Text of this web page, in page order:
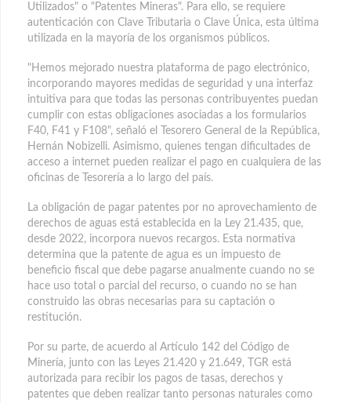
Utilizados" o "Patentes Mineras". Para ello, se requiere
autenticación con Clave Tributaria o Clave Única, esta última
utilizada en la mayoría de los organismos públicos.
"Hemos mejorado nuestra plataforma de pago electrónico,
incorporando mayores medidas de seguridad y una interfaz
intuitiva para que todas las personas contribuyentes puedan
cumplir con estas obligaciones asociadas a los formularios
F40, F41 y F108", señaló el Tesorero General de la República,
Hernán Nobizelli. Asimismo, quienes tengan dificultades de
acceso a internet pueden realizar el pago en cualquiera de las
oficinas de Tesorería a lo largo del país.
La obligación de pagar patentes por no aprovechamiento de
derechos de aguas está establecida en la Ley 21.435, que,
desde 2022, incorpora nuevos recargos. Esta normativa
determina que la patente de agua es un impuesto de
beneficio fiscal que debe pagarse anualmente cuando no se
hace uso total o parcial del recurso, o cuando no se han
construido las obras necesarias para su captación o
restitución.
Por su parte, de acuerdo al Artículo 142 del Código de
Minería, junto con las Leyes 21.420 y 21.649, TGR está
autorizada para recibir los pagos de tasas, derechos y
patentes que deben realizar tanto personas naturales como